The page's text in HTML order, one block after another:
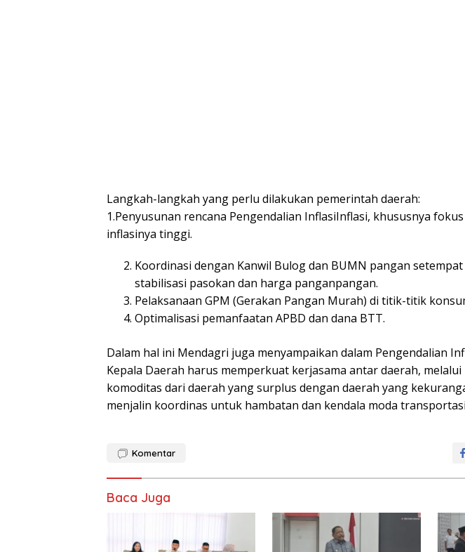
Langkah-langkah yang perlu dilakukan pemerintah daerah:
1.Penyusunan rencana Pengendalian InflasiInflasi, khususnya
inflasinya tinggi.
Koordinasi dengan Kanwil Bulog dan BUMN pangan
stabilisasi pasokan dan harga panganpangan.
Pelaksanaan GPM (Gerakan Pangan Murah) di titik-titik
Optimalisasi pemanfaatan APBD dan dana BTT.
Dalam hal ini Mendagri juga menyampaikan dalam Pengendalian
Kepala Daerah harus memperkuat kerjasama antar daerah,
komoditas dari daerah yang surplus dengan daerah yang
menjalin koordinas untuk hambatan dan kendala moda
Komentar
Baca Juga